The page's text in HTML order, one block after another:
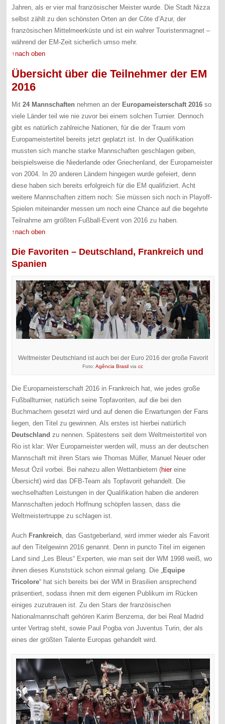
Jahren, als er vier mal französischer Meister wurde. Die Stadt Nizza
selbst zählt zu den schönsten Orten an der Côte d’Azur, der
französischen Mittelmeerküste und ist ein wahrer Touristenmagnet –
während der EM-Zeit sicherlich umso mehr.
↑nach oben
Übersicht über die Teilnehmer der EM
2016
Mit24 Mannschaften nehmen an der Europameisterschaft 2016 so
viele Länder teil wie nie zuvor bei einem solchen Turnier. Dennoch
gibt es natürlich zahlreiche Nationen, für die der Traum vom
Europameistertitel bereits jetzt geplatzt ist. In der Qualifikation
mussten sich manche starke Mannschaften geschlagen geben,
beispielsweise die Niederlande oder Griechenland, der Europameister
von 2004. In 20 anderen Ländern hingegen wurde gefeiert, denn
diese haben sich bereits erfolgreich für die EM qualifiziert. Acht
weitere Mannschaften zittern noch: Sie müssen sich noch in Playoff-
Spielen miteinander messen um noch eine Chance auf die begehrte
Teilnahme am größten Fußball-Event von 2016 zu haben.
↑nach oben
Die Favoriten – Deutschland, Frankreich und
Spanien
Weltmeister Deutschland ist auch bei der Euro 2016 der große Favorit
Foto:Agência Brasil viacc
Die Europameisterschaft 2016 in Frankreich hat, wie jedes große
Fußballturnier, natürlich seine Topfavoriten, auf die bei den
Buchmachern gesetzt wird und auf denen die Erwartungen der Fans
liegen, den Titel zu gewinnen. Als erstes ist hierbei natürlich
Deutschland zu nennen. Spätestens seit dem Weltmeistertitel von
Rio ist klar: Wer Europameister werden will, muss an der deutschen
Mannschaft mit ihren Stars wie Thomas Müller, Manuel Neuer oder
Mesut Özil vorbei. Bei nahezu allen Wettanbietern (hiereine
Übersicht) wird das DFB-Team als Topfavorit gehandelt. Die
wechselhaften Leistungen in der Qualifikation haben die anderen
Mannschaften jedoch Hoffnung schöpfen lassen, dass die
Weltmeistertruppe zu schlagen ist.
Auch Frankreich, das Gastgeberland, wird immer wieder als Favorit
auf den Titelgewinn 2016 genannt. Denn in puncto Titel im eigenen
Land sind „Les Bleus“ Experten, wie man seit der WM 1998 weiß, wo
ihnen dieses Kunststück schon einmal gelang. Die „Equipe
Tricolore“ hat sich bereits bei der WM in Brasilien ansprechend
präsentiert, sodass ihnen mit dem eigenen Publikum im Rücken
einiges zuzutrauen ist. Zu den Stars der französischen
Nationalmannschaft gehören Karim Benzema, der bei Real Madrid
unter Vertrag steht, sowie Paul Pogba von Juventus Turin, der als
eines der größten Talente Europas gehandelt wird.